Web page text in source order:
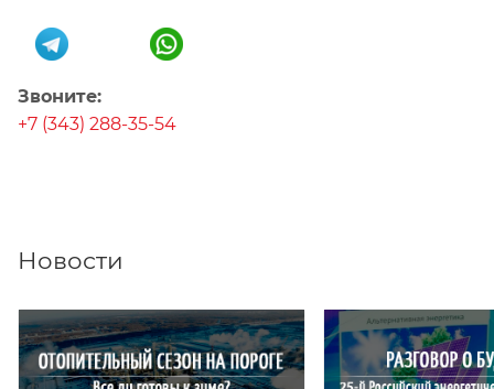
Звоните:
+7 (343) 288-35-54
Новости